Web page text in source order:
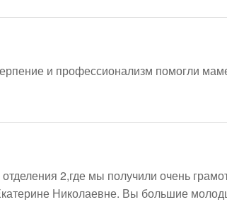
и профессионализм помогли
2,где мы получили очень
Николаевне. Вы большие